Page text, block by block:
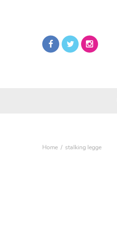
Home stalking legge